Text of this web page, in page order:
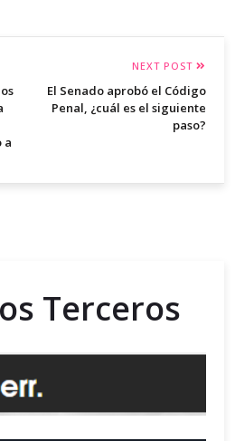
a
NEXT POST
El Senado aprobó el Código
Penal, ¿cuál es el siguiente
paso?
Terceros